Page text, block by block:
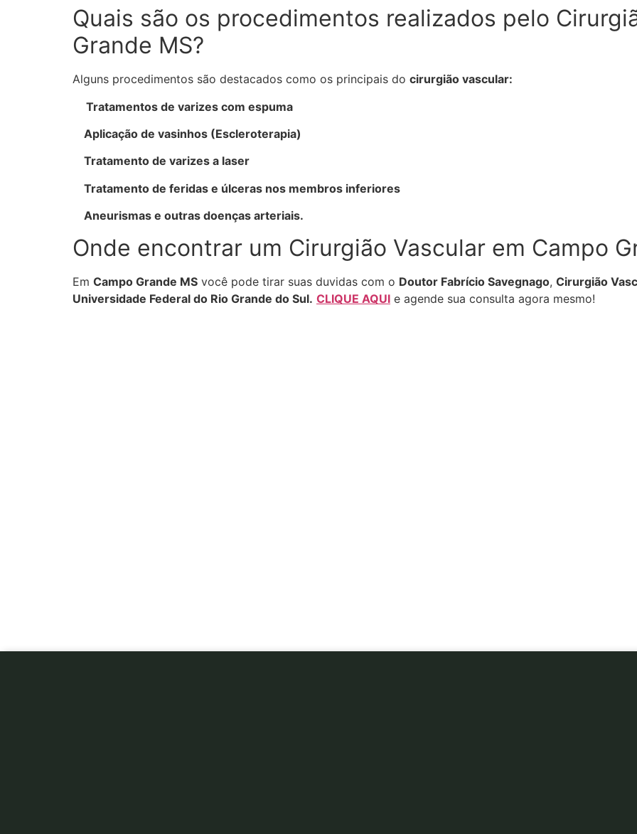
Quais são os procedimentos realizados pelo
Grande MS?
Alguns procedimentos são destacados como os principais do cirurgião vascular:
Tratamentos de varizes com espuma
Aplicação de vasinhos (Escleroterapia)
Tratamento de varizes a laser
Tratamento de feridas e úlceras nos membros inferiores
Aneurismas e outras doenças arteriais.
Onde encontrar um Cirurgião Vascular em Campo
Em Campo Grande MS você pode tirar suas duvidas com o Doutor Fabrício Savegnago, Cirurgião
Universidade Federal do Rio Grande do Sul. CLIQUE AQUI e agende sua consulta agora mesmo!